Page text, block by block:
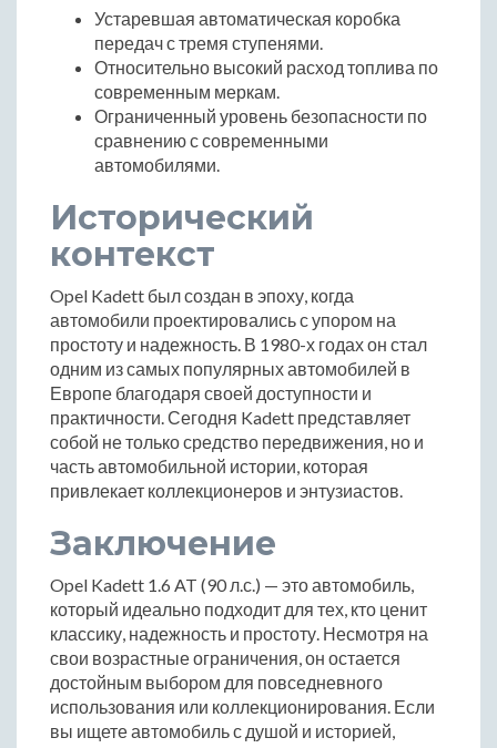
Устаревшая автоматическая коробка
передач с тремя ступенями.
Относительно высокий расход топлива по
современным меркам.
Ограниченный уровень безопасности по
сравнению с современными
автомобилями.
Исторический
контекст
Opel Kadett был создан в эпоху, когда
автомобили проектировались с упором на
простоту и надежность. В 1980-х годах он стал
одним из самых популярных автомобилей в
Европе благодаря своей доступности и
практичности. Сегодня Kadett представляет
собой не только средство передвижения, но и
часть автомобильной истории, которая
привлекает коллекционеров и энтузиастов.
Заключение
Opel Kadett 1.6 AT (90 л.с.) — это автомобиль,
который идеально подходит для тех, кто ценит
классику, надежность и простоту. Несмотря на
свои возрастные ограничения, он остается
достойным выбором для повседневного
использования или коллекционирования. Если
вы ищете автомобиль с душой и историей,